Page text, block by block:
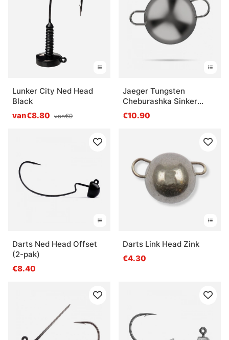
Lunker City Ned Head
Black
van€8.80 van€9
Jaeger Tungsten
Cheburashka Sinker
Natural
€10.90
Darts Ned Head Offset
(2-pak)
€8.40
Darts Link Head Zink
€4.30